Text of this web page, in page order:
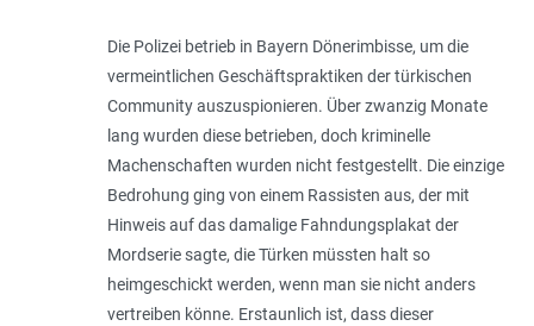
Die Polizei betrieb in Bayern Dönerimbisse, um die
vermeintlichen Geschäfts­praktiken der türkischen
Community auszuspionieren. Über zwanzig Mona­te
lang wurden diese betrie­ben, doch kriminelle
Machenschaften wurden nicht festgestellt. Die einzige
Bedrohung ging von einem Rassisten aus, der mit
Hinweis auf das damalige Fahndungsplakat der
Mordserie sagte, die Türken müssten halt so
heimgeschickt werden, wenn man sie nicht anders
vertreiben könne. Erstaunlich ist, dass dieser